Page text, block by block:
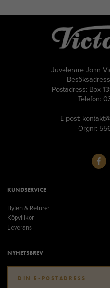
Juvelerare John
Postadress: Box
Telefon:
E-post:
Orgnr:
KUNDSERVICE
Byten & Returer
Köpvillkor
Leverans
NYHETSBREV